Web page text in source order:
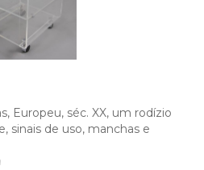
Europeu, séc. XX, um rodízio
sinais de uso, manchas e